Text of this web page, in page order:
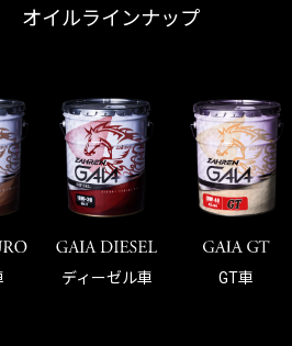
オイルラインナップ
ディーゼル車 GT車